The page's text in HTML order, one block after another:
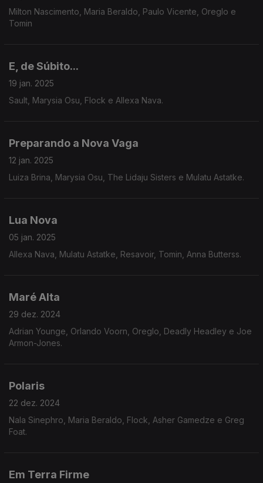
Milton Nascimento, Maria Beraldo, Paulo Vicente, Oreglo e
Tomin
E, de Súbito...
19 jan. 2025
Sault, Marysia Osu, Flock e Allexa Nava.
Preparando a Nova Vaga
12 jan. 2025
Luiza Brina, Marysia Osu, The Lidaju Sisters e Mulatu Astatke.
Lua Nova
05 jan. 2025
Allexa Nava, Mulatu Astatke, Resavoir, Tomin, Anna Butterss.
Maré Alta
29 dez. 2024
Adrian Younge, Orlando Voorn, Oreglo, Deadly Headley e Joe
Armon-Jones.
Polaris
22 dez. 2024
Nala Sinephro, Maria Beraldo, Flock, Asher Gamedze e Greg
Foat.
Em Terra Firme